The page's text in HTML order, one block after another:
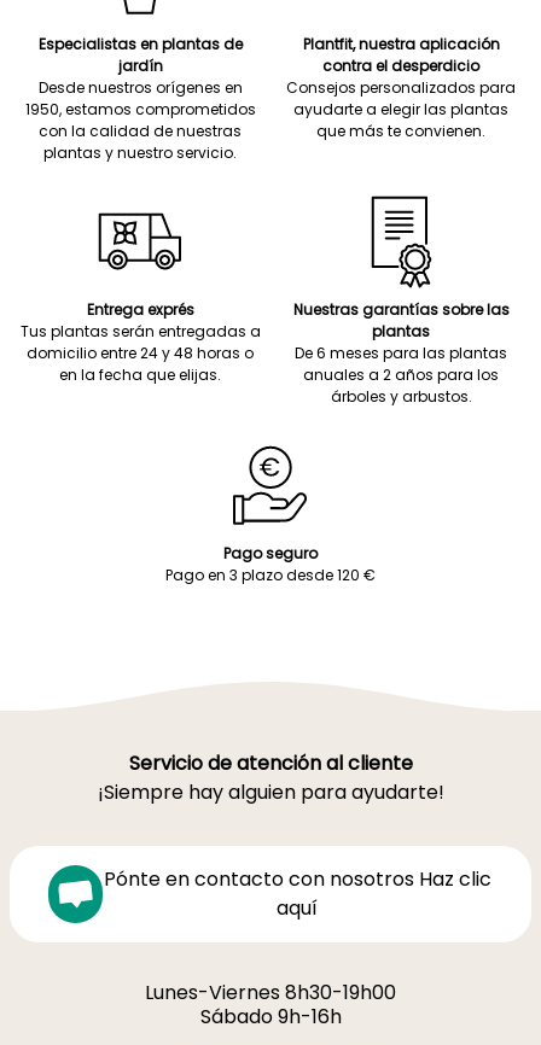
Especialistas en plantas de
jardín
Desde nuestros orígenes en
1950, estamos comprometidos
con la calidad de nuestras
plantas y nuestro servicio.
Plantfit, nuestra aplicación
contra el desperdicio
Consejos personalizados para
ayudarte a elegir las plantas
que más te convienen.
Entrega exprés
Tus plantas serán entregadas a
domicilio entre 24 y 48 horas o
en la fecha que elijas.
Nuestras garantías sobre las
plantas
De 6 meses para las plantas
anuales a 2 años para los
árboles y arbustos.
Pago seguro
Pago en 3 plazo desde 120 €
Servicio de atención al cliente
¡Siempre hay alguien para ayudarte!
Pónte en contacto con nosotros Haz clic
aquí
Lunes-Viernes 8h30-19h00
Sábado 9h-16h